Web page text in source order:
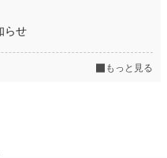
らせ
もっと見る